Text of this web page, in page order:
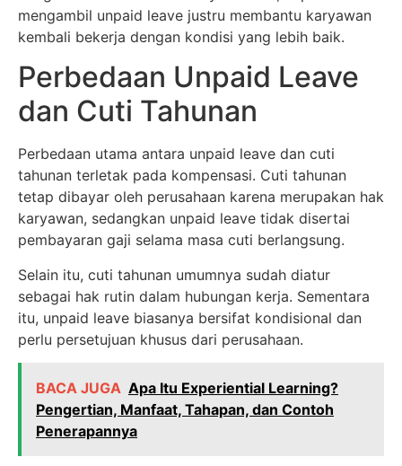
mengambil unpaid leave justru membantu karyawan
kembali bekerja dengan kondisi yang lebih baik.
Perbedaan Unpaid Leave
dan Cuti Tahunan
Perbedaan utama antara unpaid leave dan cuti
tahunan terletak pada kompensasi. Cuti tahunan
tetap dibayar oleh perusahaan karena merupakan hak
karyawan, sedangkan unpaid leave tidak disertai
pembayaran gaji selama masa cuti berlangsung.
Selain itu, cuti tahunan umumnya sudah diatur
sebagai hak rutin dalam hubungan kerja. Sementara
itu, unpaid leave biasanya bersifat kondisional dan
perlu persetujuan khusus dari perusahaan.
BACA JUGA Apa Itu Experiential Learning?
Pengertian, Manfaat, Tahapan, dan Contoh
Penerapannya